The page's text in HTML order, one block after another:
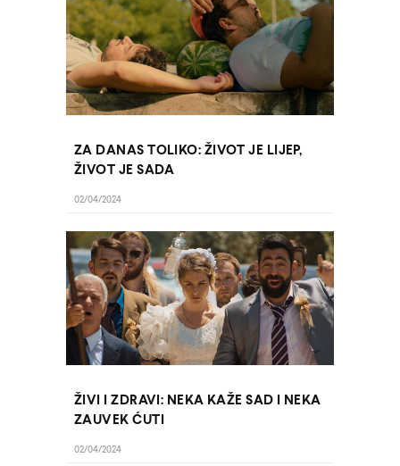
ZA DANAS TOLIKO: ŽIVOT JE LIJEP,
ŽIVOT JE SADA
02/04/2024
ŽIVI I ZDRAVI: NEKA KAŽE SAD I NEKA
ZAUVEK ĆUTI
02/04/2024